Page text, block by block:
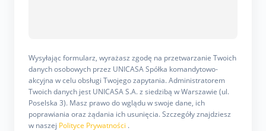
Wysyłając formularz, wyrażasz zgodę na przetwarzanie Twoich
danych osobowych przez UNICASA Spółka komandytowo-
akcyjna w celu obsługi Twojego zapytania. Administratorem
Twoich danych jest UNICASA S.A. z siedzibą w Warszawie (ul.
Poselska 3). Masz prawo do wglądu w swoje dane, ich
poprawiania oraz żądania ich usunięcia. Szczegóły znajdziesz
w naszej Polityce Prywatności .